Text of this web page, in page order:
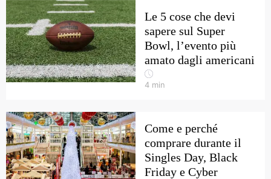
Le 5 cose che devi
sapere sul Super
Bowl, l’evento più
amato dagli americani
4 min
Come e perché
comprare durante il
Singles Day, Black
Friday e Cyber